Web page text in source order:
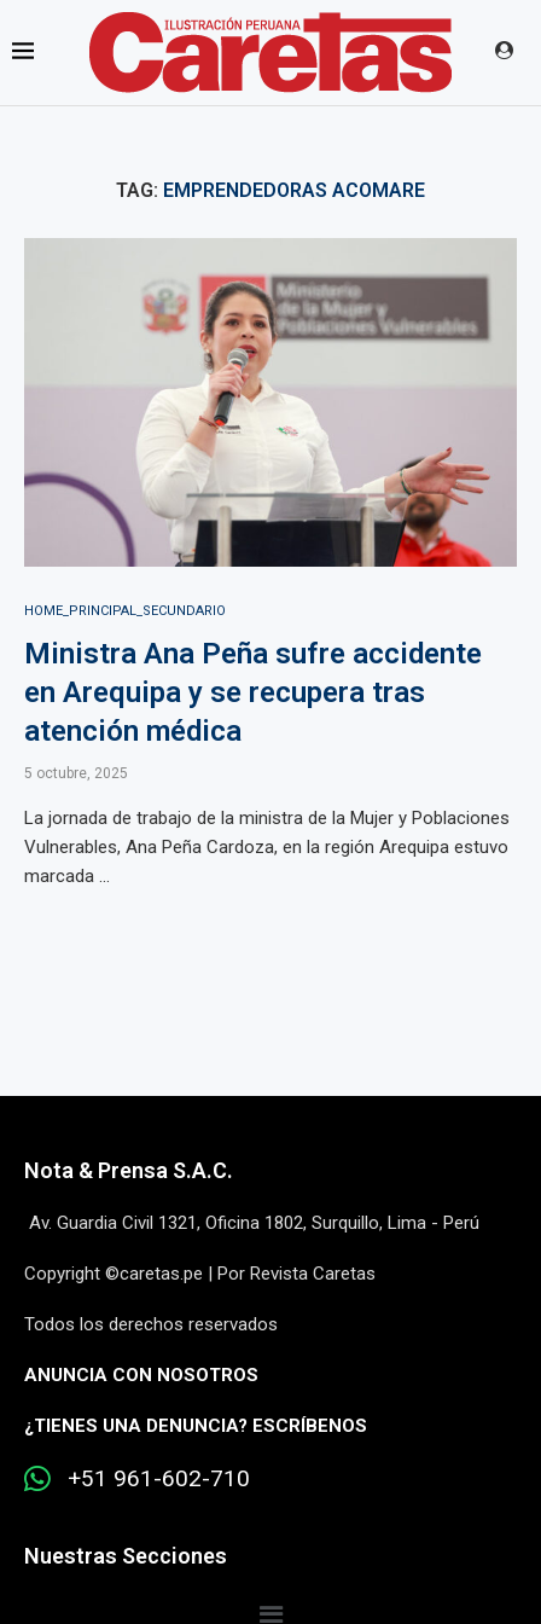
TAG: EMPRENDEDORAS ACOMARE
HOME_PRINCIPAL_SECUNDARIO
Ministra Ana Peña sufre accidente
en Arequipa y se recupera tras
atención médica
5 octubre, 2025
La jornada de trabajo de la ministra de la Mujer y Poblaciones
Vulnerables, Ana Peña Cardoza, en la región Arequipa estuvo
marcada ...
Nota & Prensa S.A.C.
Av. Guardia Civil 1321, Oficina 1802, Surquillo, Lima - Perú
Copyright ©caretas.pe | Por Revista Caretas
Todos los derechos reservados
ANUNCIA CON NOSOTROS
¿TIENES UNA DENUNCIA? ESCRÍBENOS
+51 961-602-710
Nuestras Secciones